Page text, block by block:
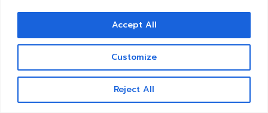
Customize
Reject All
Accept All